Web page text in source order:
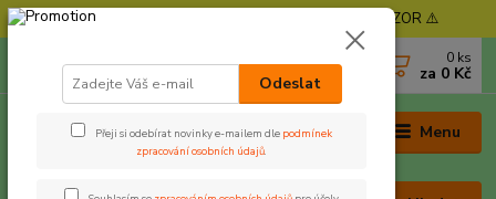
⚠️ POZOR - Objednávky expedujeme od 11. 8. - POZOR ⚠️
Menu
0 ks
za 0 Kč
Odeslat
Přeji si odebírat novinky e-mailem dle podmínek
zpracování osobních údajů.